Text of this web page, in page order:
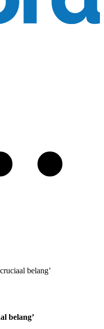
belang’
belang’